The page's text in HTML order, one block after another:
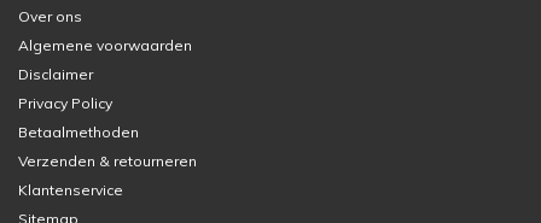
Over ons
Algemene voorwaarden
Disclaimer
Privacy Policy
Betaalmethoden
Verzenden & retourneren
Klantenservice
Sitemap